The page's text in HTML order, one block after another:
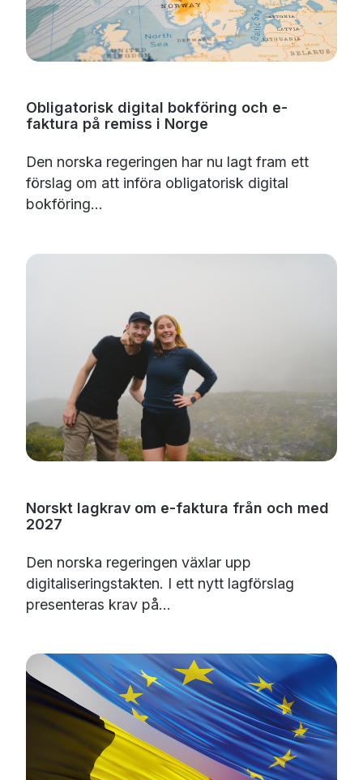
Obligatorisk digital bokföring och e-
faktura på remiss i Norge
Den norska regeringen har nu lagt fram ett
förslag om att införa obligatorisk digital
bokföring...
Norskt lagkrav om e-faktura från och med
2027
Den norska regeringen växlar upp
digitaliseringstakten. I ett nytt lagförslag
presenteras krav på...